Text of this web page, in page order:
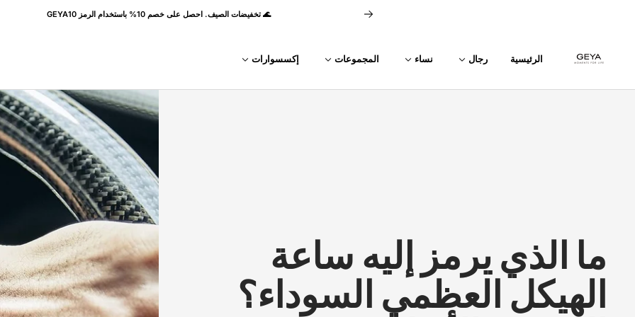
السابق 2-سنة ضمان
الرئيسية رجال نساء المجموعات إكسسوارات
ما الذي يرمز إليه ساعة
الهيكل العظمي السوداء؟